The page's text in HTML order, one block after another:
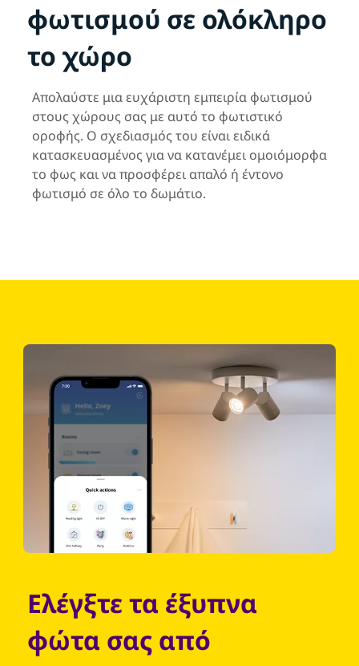
φωτισμού σε ολόκληρο
το χώρο
Απολαύστε μια ευχάριστη εμπειρία φωτισμού
στους χώρους σας με αυτό το φωτιστικό
οροφής. Ο σχεδιασμός του είναι ειδικά
κατασκευασμένος για να κατανέμει ομοιόμορφα
το φως και να προσφέρει απαλό ή έντονο
φωτισμό σε όλο το δωμάτιο.
Ελέγξτε τα έξυπνα
φώτα σας από